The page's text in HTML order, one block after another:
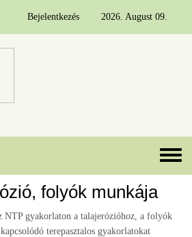
2026. August 09.
Bejelentkezés
Toggle
folyók munkája
NTP gyakorlaton a talajerózióhoz, a folyók
terepasztalos gyakorlatokat